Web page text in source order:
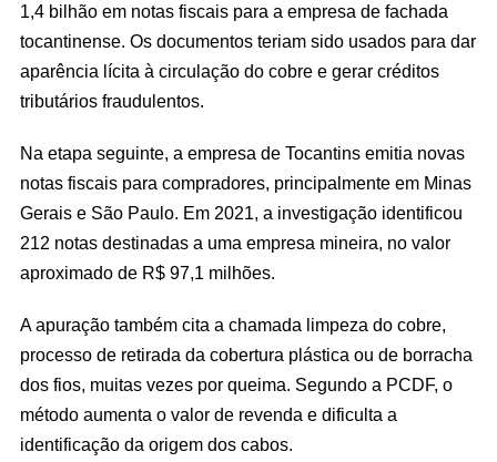
1,4 bilhão em notas fiscais para a empresa de fachada
tocantinense. Os documentos teriam sido usados para dar
aparência lícita à circulação do cobre e gerar créditos
tributários fraudulentos.
Na etapa seguinte, a empresa de Tocantins emitia novas
notas fiscais para compradores, principalmente em Minas
Gerais e São Paulo. Em 2021, a investigação identificou
212 notas destinadas a uma empresa mineira, no valor
aproximado de R$ 97,1 milhões.
A apuração também cita a chamada limpeza do cobre,
processo de retirada da cobertura plástica ou de borracha
dos fios, muitas vezes por queima. Segundo a PCDF, o
método aumenta o valor de revenda e dificulta a
identificação da origem dos cabos.